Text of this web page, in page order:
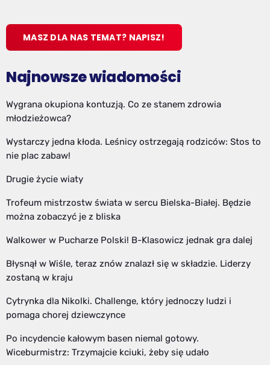
MASZ DLA NAS TEMAT? NAPISZ!
Najnowsze wiadomości
Wygrana okupiona kontuzją. Co ze stanem zdrowia
młodzieżowca?
Wystarczy jedna kłoda. Leśnicy ostrzegają rodziców: Stos to
nie plac zabaw!
Drugie życie wiaty
Trofeum mistrzostw świata w sercu Bielska-Białej. Będzie
można zobaczyć je z bliska
Walkower w Pucharze Polski! B-Klasowicz jednak gra dalej
Błysnął w Wiśle, teraz znów znalazł się w składzie. Liderzy
zostaną w kraju
Cytrynka dla Nikolki. Challenge, który jednoczy ludzi i
pomaga chorej dziewczynce
Po incydencie kałowym basen niemal gotowy.
Wiceburmistrz: Trzymajcie kciuki, żeby się udało